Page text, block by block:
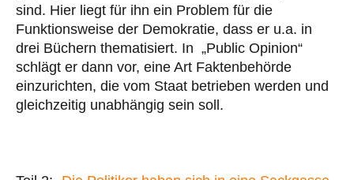
sind. Hier liegt für ihn ein Problem für die
Funktionsweise der Demokratie, dass er u.a. in
drei Büchern thematisiert. In „Public Opinion“
schlägt er dann vor, eine Art Faktenbehörde
einzurichten, die vom Staat betrieben werden und
gleichzeitig unabhängig sein soll.